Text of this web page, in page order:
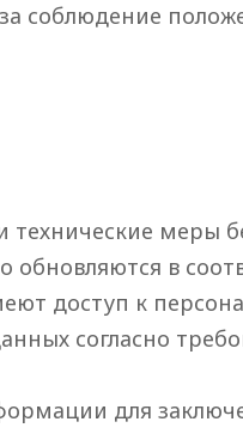
соблюдение
технические меры
в
доступ к
согласно
для